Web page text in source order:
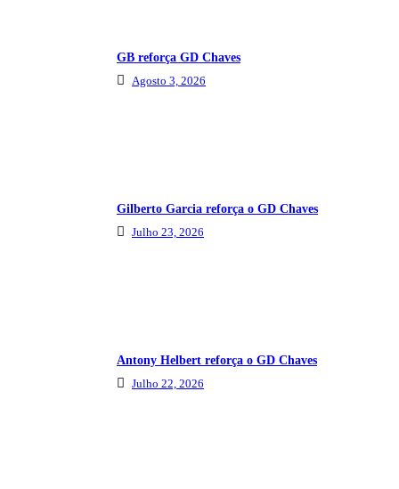
GB reforça GD Chaves
Agosto 3, 2026
Gilberto Garcia reforça o GD Chaves
Julho 23, 2026
Antony Helbert reforça o GD Chaves
Julho 22, 2026